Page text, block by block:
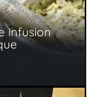
infusion